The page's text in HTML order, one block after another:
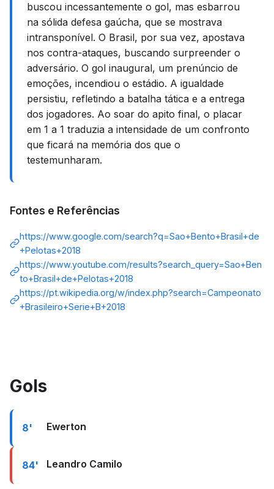
buscou incessantemente o gol, mas esbarrou
na sólida defesa gaúcha, que se mostrava
intransponível. O Brasil, por sua vez, apostava
nos contra-ataques, buscando surpreender o
adversário. O gol inaugural, um prenúncio de
emoções, incendiou o estádio. A igualdade
persistiu, refletindo a batalha tática e a entrega
dos jogadores. Ao soar do apito final, o placar
em 1 a 1 traduzia a intensidade de um confronto
que ficará na memória dos que o
testemunharam.
Fontes e Referências
https://www.google.com/search?q=Sao+Bento+Brasil+de
+Pelotas+2018
https://www.youtube.com/results?search_query=Sao+Ben
to+Brasil+de+Pelotas+2018
https://pt.wikipedia.org/w/index.php?search=Campeonato
+Brasileiro+Serie+B+2018
Gols
8' Ewerton
84' Leandro Camilo